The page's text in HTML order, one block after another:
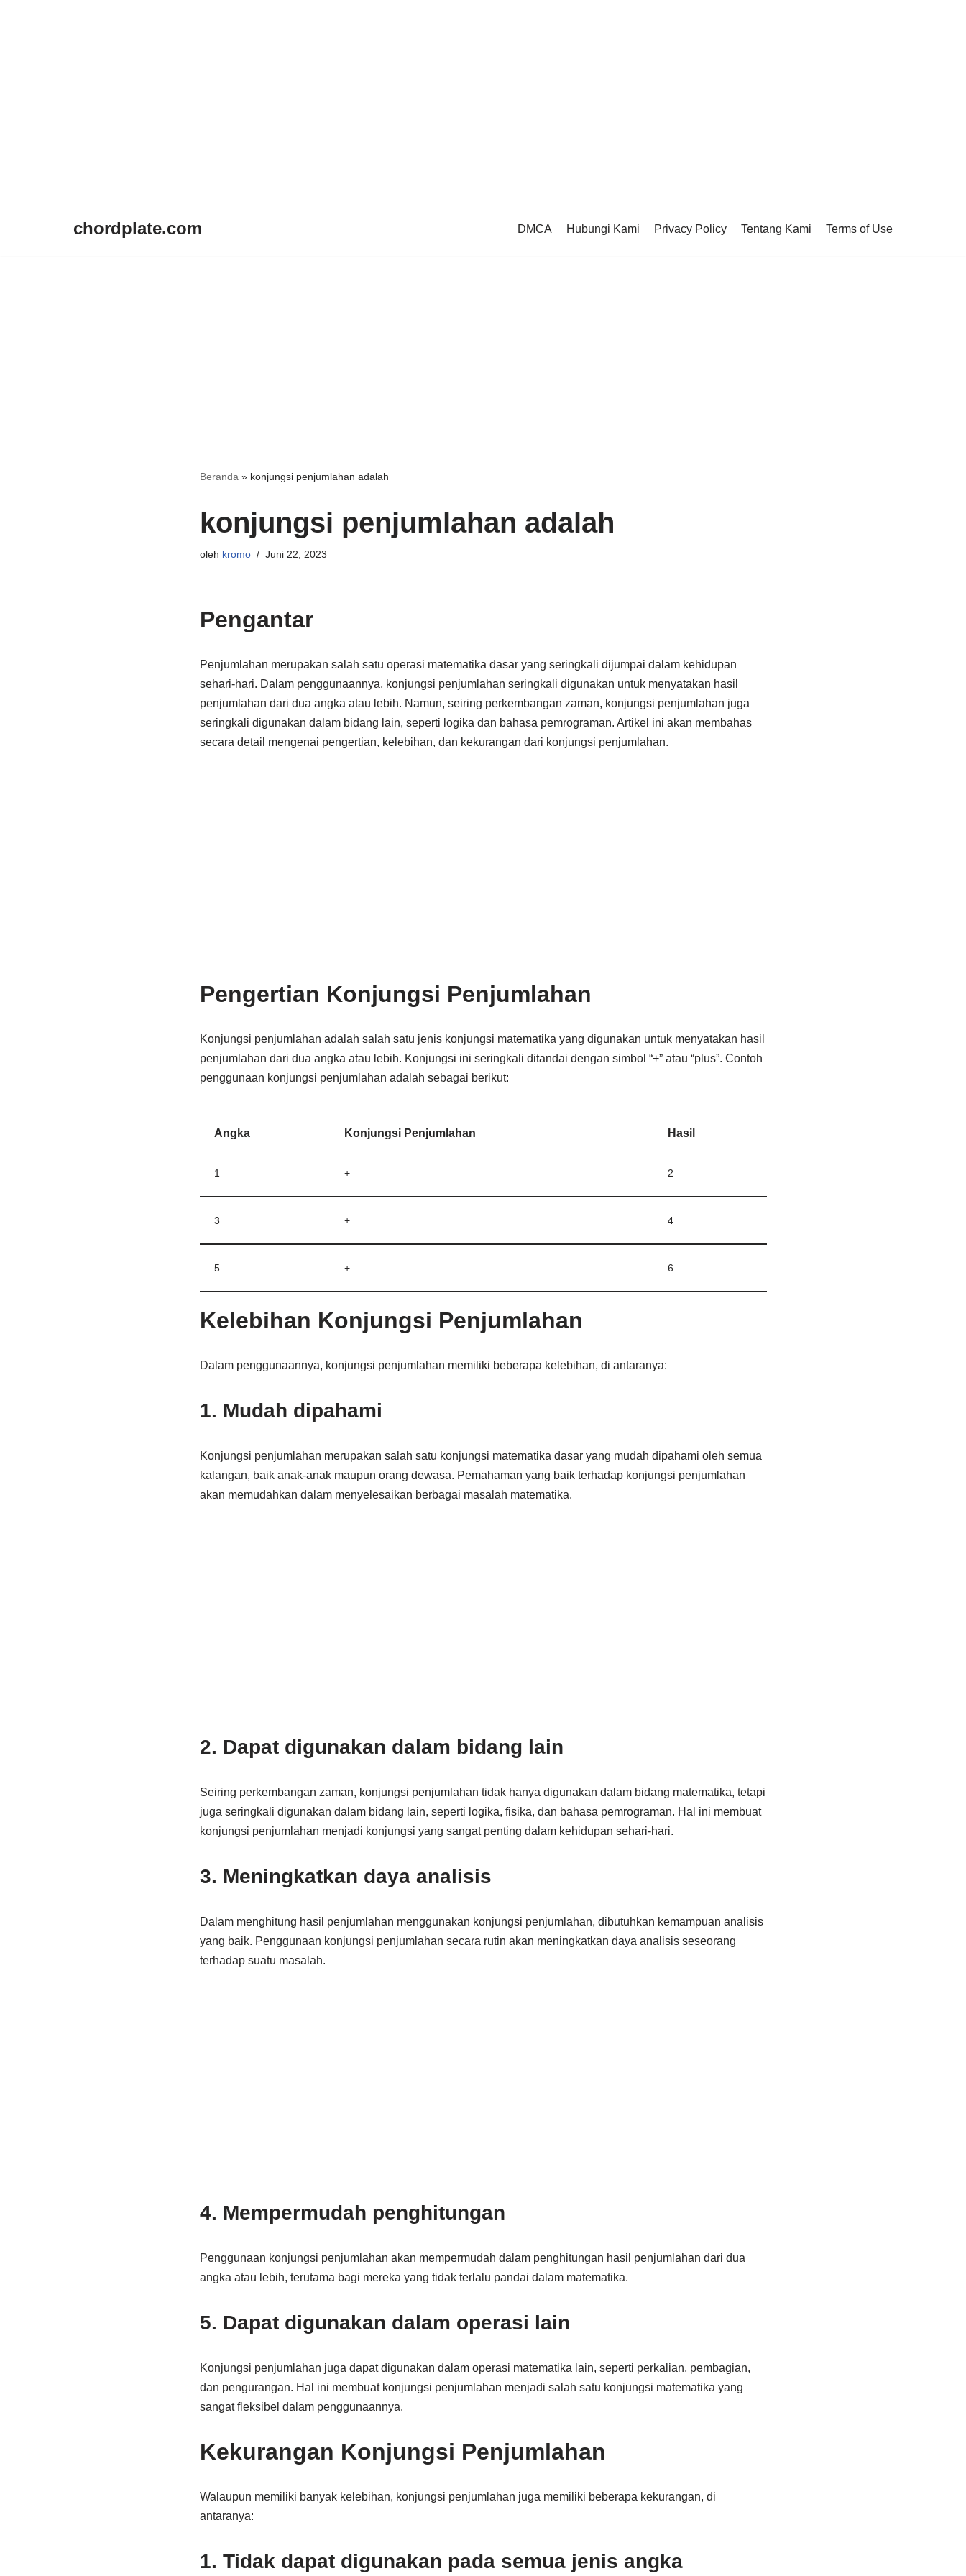
chordplate.com DMCA Hubungi Kami Privacy Policy Tentang Kami Terms of Use
Beranda » konjungsi penjumlahan adalah
konjungsi penjumlahan adalah
oleh kromo Juni 22, 2023
Pengantar
Penjumlahan merupakan salah satu operasi matematika dasar yang seringkali dijumpai dalam kehidupan
sehari-hari. Dalam penggunaannya, konjungsi penjumlahan seringkali digunakan untuk menyatakan hasil
penjumlahan dari dua angka atau lebih. Namun, seiring perkembangan zaman, konjungsi penjumlahan juga
seringkali digunakan dalam bidang lain, seperti logika dan bahasa pemrograman. Artikel ini akan membahas
secara detail mengenai pengertian, kelebihan, dan kekurangan dari konjungsi penjumlahan.
Pengertian Konjungsi Penjumlahan
Konjungsi penjumlahan adalah salah satu jenis konjungsi matematika yang digunakan untuk menyatakan hasil
penjumlahan dari dua angka atau lebih. Konjungsi ini seringkali ditandai dengan simbol “+” atau “plus”. Contoh
penggunaan konjungsi penjumlahan adalah sebagai berikut:
Angka Konjungsi Penjumlahan Hasil
1 + 2
3 + 4
5 + 6
Kelebihan Konjungsi Penjumlahan
Dalam penggunaannya, konjungsi penjumlahan memiliki beberapa kelebihan, di antaranya:
1. Mudah dipahami
Konjungsi penjumlahan merupakan salah satu konjungsi matematika dasar yang mudah dipahami oleh semua
kalangan, baik anak-anak maupun orang dewasa. Pemahaman yang baik terhadap konjungsi penjumlahan
akan memudahkan dalam menyelesaikan berbagai masalah matematika.
2. Dapat digunakan dalam bidang lain
Seiring perkembangan zaman, konjungsi penjumlahan tidak hanya digunakan dalam bidang matematika, tetapi
juga seringkali digunakan dalam bidang lain, seperti logika, fisika, dan bahasa pemrograman. Hal ini membuat
konjungsi penjumlahan menjadi konjungsi yang sangat penting dalam kehidupan sehari-hari.
3. Meningkatkan daya analisis
Dalam menghitung hasil penjumlahan menggunakan konjungsi penjumlahan, dibutuhkan kemampuan analisis
yang baik. Penggunaan konjungsi penjumlahan secara rutin akan meningkatkan daya analisis seseorang
terhadap suatu masalah.
4. Mempermudah penghitungan
Penggunaan konjungsi penjumlahan akan mempermudah dalam penghitungan hasil penjumlahan dari dua
angka atau lebih, terutama bagi mereka yang tidak terlalu pandai dalam matematika.
5. Dapat digunakan dalam operasi lain
Konjungsi penjumlahan juga dapat digunakan dalam operasi matematika lain, seperti perkalian, pembagian,
dan pengurangan. Hal ini membuat konjungsi penjumlahan menjadi salah satu konjungsi matematika yang
sangat fleksibel dalam penggunaannya.
Kekurangan Konjungsi Penjumlahan
Walaupun memiliki banyak kelebihan, konjungsi penjumlahan juga memiliki beberapa kekurangan, di
antaranya:
1. Tidak dapat digunakan pada semua jenis angka